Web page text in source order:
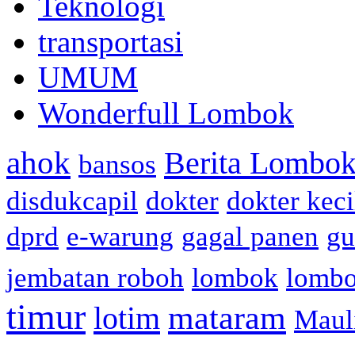
transportasi
UMUM
Wonderfull Lombok
ahok bansos Berita
disdukcapil dokter dokter
dprd e-warung gagal panen
jembatan roboh lombok
timur lotim mataram